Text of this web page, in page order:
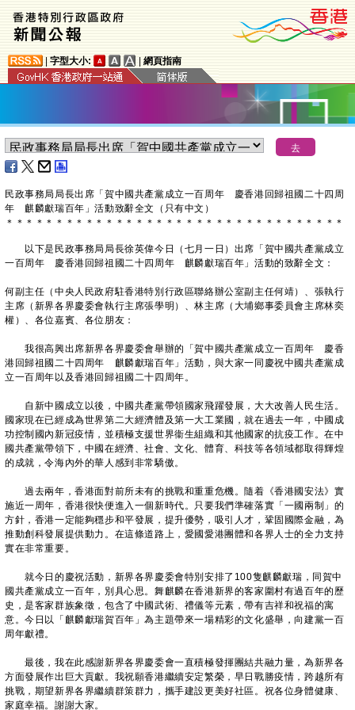
字型大小: 網頁指南
民政事務局局長出席「賀中國共產黨成立一百周年 慶香港回歸祖國二十四周
年 麒麟獻瑞百年」活動致辭全文（只有中文）
＊ ＊ ＊ ＊ ＊ ＊ ＊ ＊ ＊ ＊ ＊ ＊ ＊ ＊ ＊ ＊ ＊ ＊ ＊ ＊ ＊ ＊ ＊ ＊ ＊ ＊ ＊ ＊ ＊ ＊ ＊ ＊ ＊ ＊
以下是民政事務局局長徐英偉今日（七月一日）出席「賀中國共產黨成立
一百周年 慶香港回歸祖國二十四周年 麒麟獻瑞百年」活動的致辭全文：
何副主任（中央人民政府駐香港特別行政區聯絡辦公室副主任何靖）、張執行
主席（新界各界慶委會執行主席張學明）、林主席（大埔鄉事委員會主席林奕
權）、各位嘉賓、各位朋友：
我很高興出席新界各界慶委會舉辦的「賀中國共產黨成立一百周年 慶香
港回歸祖國二十四周年 麒麟獻瑞百年」活動，與大家一同慶祝中國共產黨成
立一百周年以及香港回歸祖國二十四周年。
自新中國成立以後，中國共產黨帶領國家飛躍發展，大大改善人民生活。
國家現在已經成為世界第二大經濟體及第一大工業國，就在過去一年，中國成
功控制國內新冠疫情，並積極支援世界衞生組織和其他國家的抗疫工作。在中
國共產黨帶領下，中國在經濟、社會、文化、體育、科技等各領域都取得輝煌
的成就，令海內外的華人感到非常驕傲。
過去兩年，香港面對前所未有的挑戰和重重危機。隨着《香港國安法》實
施近一周年，香港很快便進入一個新時代。只要我們準確落實「一國兩制」的
方針，香港一定能夠穩步和平發展，提升優勢，吸引人才，鞏固國際金融，為
推動創科發展提供動力。在這條道路上，愛國愛港團體和各界人士的全力支持
實在非常重要。
就今日的慶祝活動，新界各界慶委會特別安排了100隻麒麟獻瑞，同賀中
國共產黨成立一百年，別具心思。舞麒麟在香港新界的客家圍村有過百年的歷
史，是客家群族象徵，包含了中國武術、禮儀等元素，帶有吉祥和祝福的寓
意。今日以「麒麟獻瑞賀百年」為主題帶來一場精彩的文化盛舉，向建黨一百
周年獻禮。
最後，我在此感謝新界各界慶委會一直積極發揮團結共融力量，為新界各
方面發展作出巨大貢獻。我祝願香港繼續安定繁榮，早日戰勝疫情，跨越所有
挑戰，期望新界各界繼續群策群力，攜手建設更美好社區。祝各位身體健康、
家庭幸福。謝謝大家。